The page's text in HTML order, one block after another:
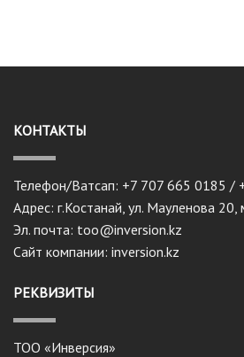
КОНТАКТЫ
Телефон/Ватсап: +7 707 665 0185 /
Адрес: г.Костанай, ул. Мауленова
Эл. почта: too@inversion.kz
Сайт компании: inversion.kz
РЕКВИЗИТЫ
ТОО «Инверсия»